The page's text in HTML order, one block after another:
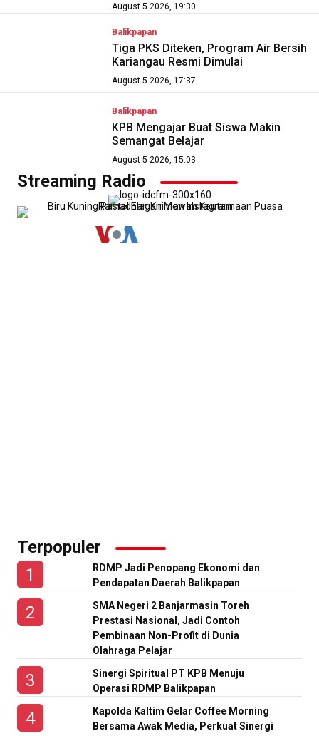
August 5 2026, 19:30
Balikpapan
Tiga PKS Diteken, Program Air Bersih
Kariangau Resmi Dimulai
August 5 2026, 17:37
Balikpapan
KPB Mengajar Buat Siswa Makin
Semangat Belajar
August 5 2026, 15:03
Streaming Radio
Terpopuler
RDMP Jadi Penopang Ekonomi dan
Pendapatan Daerah Balikpapan
SMA Negeri 2 Banjarmasin Toreh
Prestasi Nasional, Jadi Contoh
Pembinaan Non-Profit di Dunia
Olahraga Pelajar
Sinergi Spiritual PT KPB Menuju
Operasi RDMP Balikpapan
Kapolda Kaltim Gelar Coffee Morning
Bersama Awak Media, Perkuat Sinergi